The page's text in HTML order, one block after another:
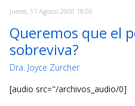
Jueves, 17 Agosto 2000 18:00
Queremos que el
sobreviva?
Dra. Joyce Zurcher
[audio src="/archivos_audio/0]